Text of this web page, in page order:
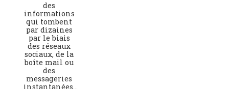
des
informations
qui tombent
par dizaines
par le biais
des réseaux
sociaux, de la
boîte mail ou
des
messageries
instantanées…